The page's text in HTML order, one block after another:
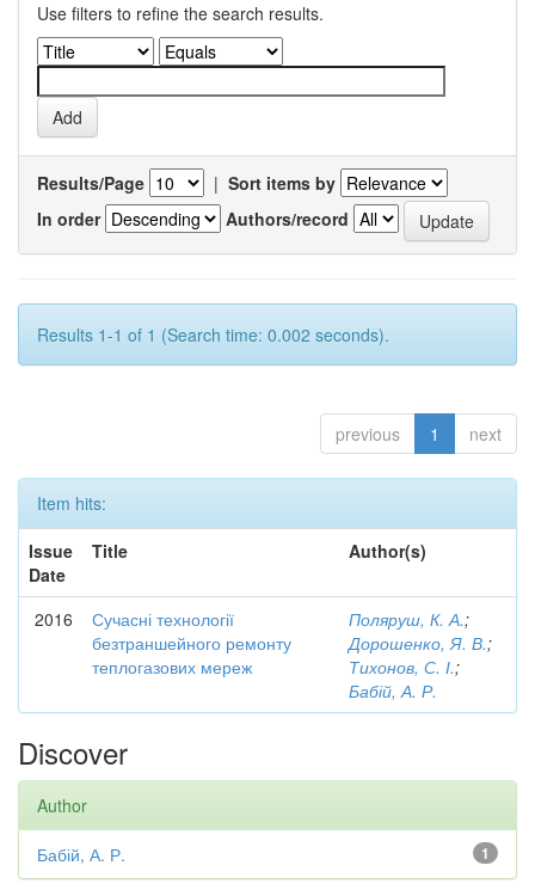
Use filters to refine the search results.
Results/Page | Sort items by
In order
Authors/record
Results 1-1 of 1 (Search time: 0.002 seconds).
previous 1 next
Item hits:
Issue
Date
Title Author(s)
2016
Сучасні технології
безтраншейного ремонту
теплогазових мереж
Поляруш, К. А.;
Дорошенко, Я. В.;
Тихонов, С. І.;
Бабій, А. Р.
Discover
Author
1
Бабій, А. Р.